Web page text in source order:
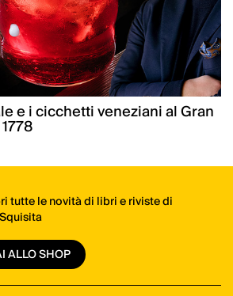
e i cicchetti veneziani al Gran
tutte le novità di libri e riviste di
ALLO SHOP